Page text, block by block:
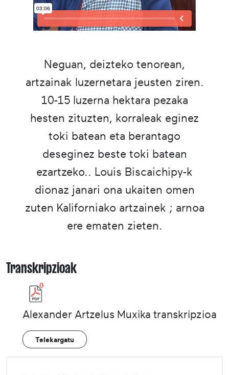
Neguan, deizteko tenorean,
artzainak luzernetara jeusten ziren.
10-15 luzerna hektara pezaka
hesten zituzten, korraleak eginez
toki batean eta berantago
deseginez beste toki batean
ezartzeko.. Louis Biscaichipy-k
dionaz janari ona ukaiten omen
zuten Kaliforniako artzainek ; arnoa
ere ematen zieten.
Transkripzioak
Alexander Artzelus Muxika transkripzioa
Telekargatu